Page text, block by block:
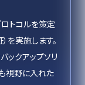
トコルを策定
を実施します。
ックアップソリ
視野に入れた